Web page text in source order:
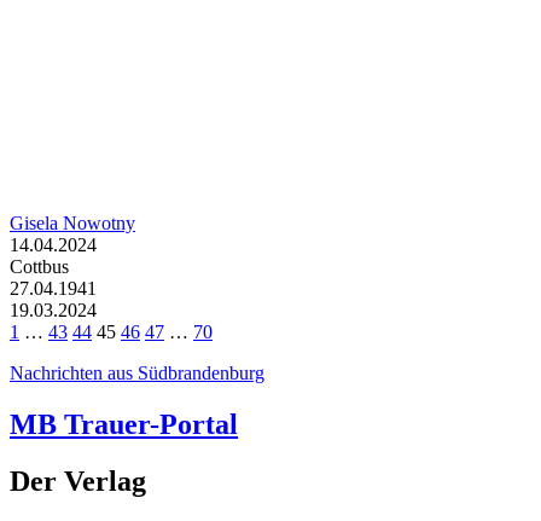
Gisela Nowotny
14.04.2024
Cottbus
27.04.1941
19.03.2024
1 … 43 44 45 46 47 … 70
Nachrichten aus Südbrandenburg
MB Trauer-Portal
Der Verlag